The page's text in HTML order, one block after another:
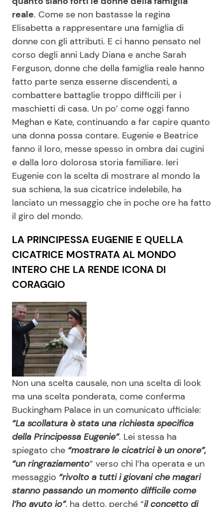
Contattaci
Privacy Policy
reale. Come se non bastasse la regina
Elisabetta a rappresentare una famiglia di
donne con gli attributi. E ci hanno pensato nel
corso degli anni Lady Diana e anche Sarah
Ferguson, donne che della famiglia reale hanno
fatto parte senza esserne discendenti, a
combattere battaglie troppo difficili per i
maschietti di casa. Un po’ come oggi fanno
Meghan e Kate, continuando a far capire quanto
una donna possa contare. Eugenie e Beatrice
fanno il loro, messe spesso in ombra dai cugini
e dalla loro dolorosa storia familiare. Ieri
Eugenie con la scelta di mostrare al mondo la
sua schiena, la sua cicatrice indelebile, ha
lanciato un messaggio che in poche ore ha fatto
il giro del mondo.
LA PRINCIPESSA EUGENIE E QUELLA
CICATRICE MOSTRATA AL MONDO
INTERO CHE LA RENDE ICONA DI
CORAGGIO
Non una scelta causale, non una scelta di look
ma una scelta ponderata, come conferma
Buckingham Palace in un comunicato ufficiale:
“La scollatura è stata una richiesta specifica
della Principessa Eugenie”. Lei stessa ha
spiegato che “mostrare le cicatrici è un onore”,
“un ringraziamento” verso chi l’ha operata e un
messaggio “rivolto a tutti i giovani che magari
stanno passando un momento difficile come
l’ho avuto io”, ha detto, perché “il concetto di